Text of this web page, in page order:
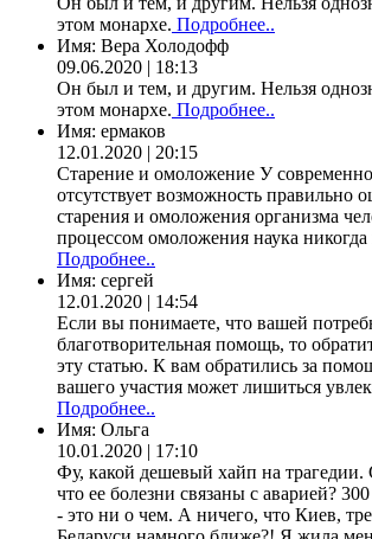
этом монархе. Подробнее..
Имя: Вера Холодофф
09.06.2020 | 18:13
Он был и тем, и другим. Нельзя
этом монархе. Подробнее..
Имя: ермаков
12.01.2020 | 20:15
Старение и омоложение У
отсутствует возможность правильно
старения и омоложения организма
процессом омоложения наука никогда
Подробнее..
Имя: сергей
12.01.2020 | 14:54
Если вы понимаете, что вашей
благотворительная помощь, то
эту статью. К вам обратились за
вашего участия может лишиться
Подробнее..
Имя: Ольга
10.01.2020 | 17:10
Фу, какой дешевый хайп на трагедии.
что ее болезни связаны с аварией?
- это ни о чем. А ничего, что Киев,